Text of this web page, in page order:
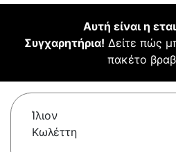
Αυτή είναι η
Συγχαρητήρια! Δείτε πώς
πακέτο
Ίλιον
Κωλέττη